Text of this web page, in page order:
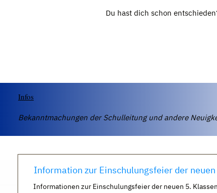
Du hast dich schon
Infos
Bekanntmachungen der Schulleitung und andere
Information zur Einschulungsfeier der neuen
Informationen zur Einschulungsfeier der neuen 5.